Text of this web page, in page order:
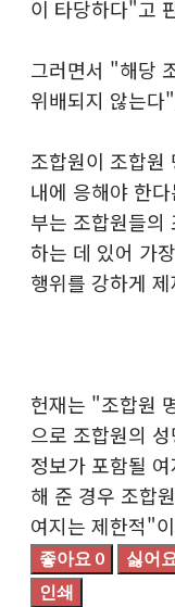
이 타당하다"고
그러면서 "해당
위배되지 않는다
조합원이 조합원
내에 응해야 한
부는 조합원들의
하는 데 있어 가
행위를 강하게
헌재는 "조합원
으로 조합원의
정보가 포함될
해 준 경우 조합
여지는 제한적"
좋아요 0 싫어요
인쇄